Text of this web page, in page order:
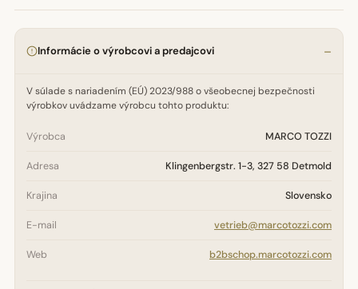
Informácie o výrobcovi a predajcovi
V súlade s nariadením (EÚ) 2023/988 o všeobecnej bezpečnosti
výrobkov uvádzame výrobcu tohto produktu:
Výrobca MARCO TOZZI
Adresa Klingenbergstr. 1-3, 327 58 Detmold
Krajina Slovensko
E-mail vetrieb@marcotozzi.com
Web b2bschop.marcotozzi.com